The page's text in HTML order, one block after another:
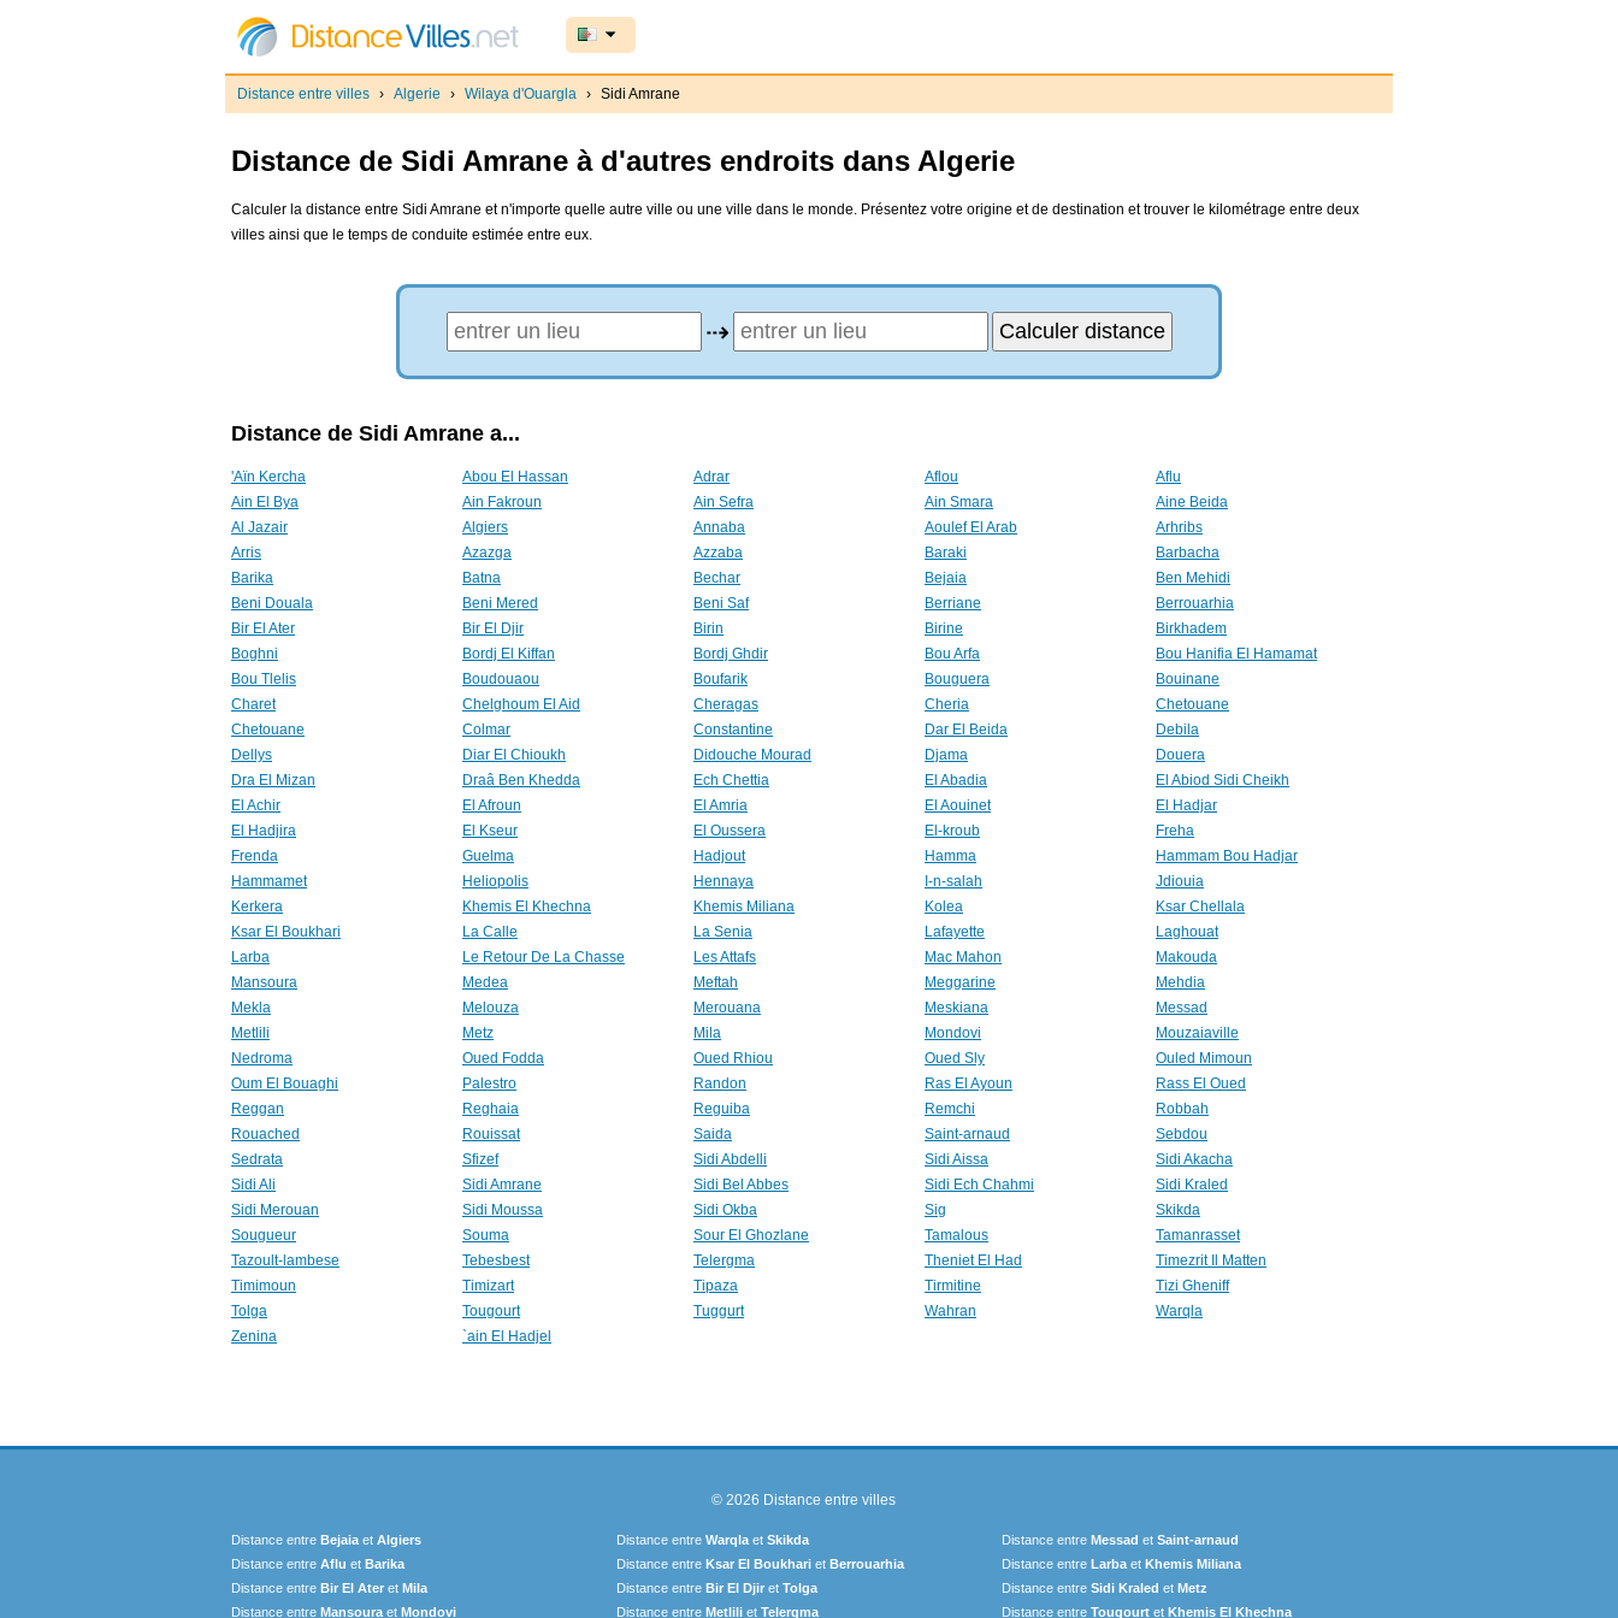
Distance entre villes › Algerie › Wilaya d'Ouargla › Sidi Amrane
Distance de Sidi Amrane à d'autres endroits dans Algerie
Calculer la distance entre Sidi Amrane et n'importe quelle autre ville ou une ville dans le monde. Présentez votre origine et de destination et trouver le kilométrage entre deux
villes ainsi que le temps de conduite estimée entre eux.
⇢
Distance de Sidi Amrane a...
'Aïn Kercha Abou El Hassan Adrar Aflou
Aflu
Ain El Bya
Ain Fakroun Ain Sefra Ain Smara
Aine Beida
Al Jazair
Algiers Annaba Aoulef El Arab
Arhribs
Arris
Azazga Azzaba Baraki
Barbacha
Barika
Batna Bechar Bejaia
Ben Mehidi
Beni Douala
Beni Mered Beni Saf Berriane
Berrouarhia
Bir El Ater
Bir El Djir Birin Birine
Birkhadem
Boghni
Bordj El Kiffan Bordj Ghdir Bou Arfa
Bou Hanifia El Hamamat
Bou Tlelis
Boudouaou Boufarik Bouguera
Bouinane
Charet
Chelghoum El Aid Cheragas Cheria
Chetouane
Chetouane
Colmar Constantine Dar El Beida
Debila
Dellys
Diar El Chioukh Didouche Mourad Djama
Douera
Dra El Mizan
Draâ Ben Khedda Ech Chettia El Abadia
El Abiod Sidi Cheikh
El Achir
El Afroun El Amria El Aouinet
El Hadjar
El Hadjira
El Kseur El Oussera El-kroub
Freha
Frenda
Guelma Hadjout Hamma
Hammam Bou Hadjar
Hammamet
Heliopolis Hennaya I-n-salah
Jdiouia
Kerkera
Khemis El Khechna Khemis Miliana Kolea
Ksar Chellala
Ksar El Boukhari
La Calle La Senia Lafayette
Laghouat
Larba
Le Retour De La Chasse Les Attafs Mac Mahon
Makouda
Mansoura
Medea Meftah Meggarine
Mehdia
Mekla
Melouza Merouana Meskiana
Messad
Metlili
Metz Mila Mondovi
Mouzaiaville
Nedroma
Oued Fodda Oued Rhiou Oued Sly
Ouled Mimoun
Oum El Bouaghi
Palestro Randon Ras El Ayoun
Rass El Oued
Reggan
Reghaia Reguiba Remchi
Robbah
Rouached
Rouissat Saida Saint-arnaud
Sebdou
Sedrata
Sfizef Sidi Abdelli Sidi Aissa
Sidi Akacha
Sidi Ali
Sidi Amrane Sidi Bel Abbes Sidi Ech Chahmi
Sidi Kraled
Sidi Merouan
Sidi Moussa Sidi Okba Sig
Skikda
Sougueur
Souma Sour El Ghozlane Tamalous
Tamanrasset
Tazoult-lambese
Tebesbest Telergma Theniet El Had
Timezrit Il Matten
Timimoun
Timizart Tipaza Tirmitine
Tizi Gheniff
Tolga
Tougourt Tuggurt Wahran
Warqla
Zenina
`ain El Hadjel
© 2026 Distance entre villes
Distance entre Bejaia et Algiers Distance entre Warqla et Skikda Distance entre Messad et Saint-arnaud
Distance entre Aflu et Barika Distance entre Ksar El Boukhari et Berrouarhia Distance entre Larba et Khemis Miliana
Distance entre Bir El Ater et Mila Distance entre Bir El Djir et Tolga Distance entre Sidi Kraled et Metz
Distance entre Mansoura et Mondovi Distance entre Metlili et Telergma Distance entre Tougourt et Khemis El Khechna